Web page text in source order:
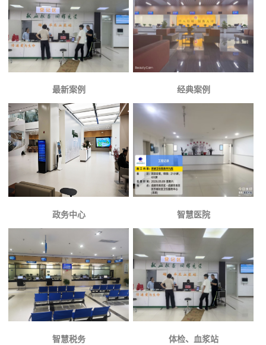
最新案例 经典案例
政务中心 智慧医院
智慧税务 体检、血浆站